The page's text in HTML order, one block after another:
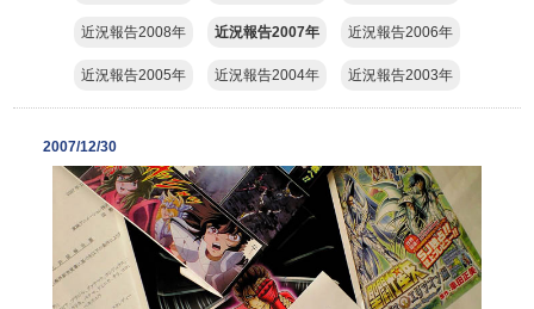
近況報告2008年 近況報告2007年 近況報告2006年
近況報告2005年 近況報告2004年 近況報告2003年
2007/12/30